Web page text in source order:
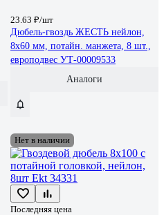
23.63 ₽/шт
Дюбель-гвоздь ЖЕСТЬ нейлон,
8x60 мм, потайн. манжета, 8 шт.,
европодвес УТ-00009533
Аналоги
Нет в наличии
Последняя цена